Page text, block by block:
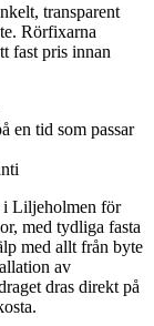
transparent
Rörfixarna
fast pris innan
en tid som passar
i Liljeholmen för
med tydliga fasta
med allt från byte
av
dras direkt på